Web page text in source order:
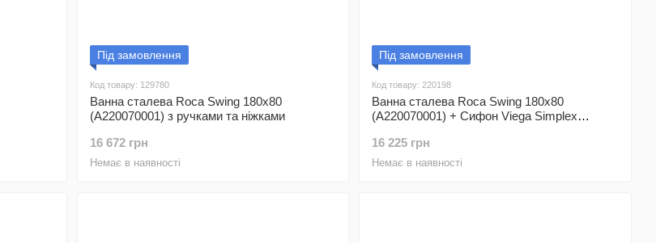
Під замовлення
Код товару: 129780
Ванна сталева Roca Swing 180x80
(A220070001) з ручками та ніжками
16 672 грн
Немає в наявності
Під замовлення
Код товару: 220198
Ванна сталева Roca Swing 180x80
(A220070001) + Сифон Viega Simplex
16 225 грн
Немає в наявності